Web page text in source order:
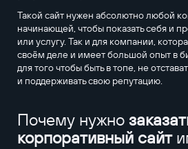
Такой сайт нужен абсолютно любой
начинающей, чтобы показать себя и
или услугу. Так и для компании,
своём деле и имеет большой опыт в
для того чтобы быть в топе, не
и поддерживать свою репутацию.
Почему нужно
корпоративный сайт